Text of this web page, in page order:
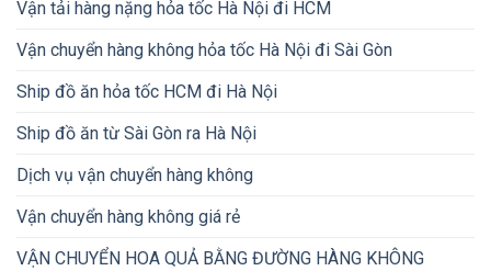
Vận tải hàng nặng hỏa tốc Hà Nội đi HCM
Vận chuyển hàng không hỏa tốc Hà Nội đi Sài Gòn
Ship đồ ăn hỏa tốc HCM đi Hà Nội
Ship đồ ăn từ Sài Gòn ra Hà Nội
Dịch vụ vận chuyển hàng không
Vận chuyển hàng không giá rẻ
VẬN CHUYỂN HOA QUẢ BẰNG ĐƯỜNG HÀNG KHÔNG